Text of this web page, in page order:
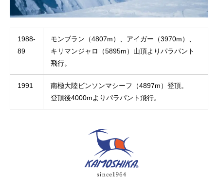
1988-
89
モンブラン（4807m）、アイガー（3970m）、
キリマンジャロ（5895m）山頂よりパラパント
飛行。
1991
南極大陸ビンソンマシーフ（4897m）登頂。
登頂後4000mよりパラパント飛行。